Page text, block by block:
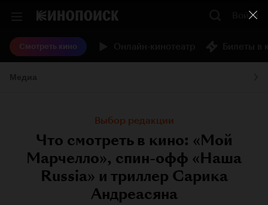
Войти
Смотреть кино
Выбор редакции
Что смотреть в кино: «Мой
Марчелло», спин-офф «Наша
Russia» и триллер Сарика
Андреасяна